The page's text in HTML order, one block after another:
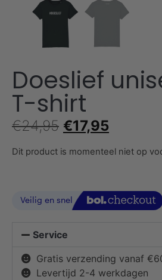
Doeslief
T-shirt
€24,95 €17,95
Dit product is momenteel niet op
Service
Gratis verzending vanaf
Levertijd 2-4 werkdagen